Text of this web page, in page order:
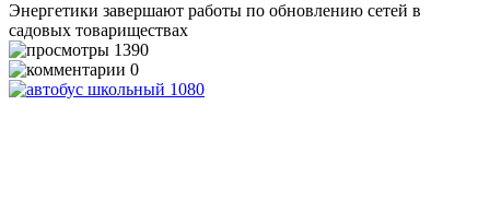
Энергетики завершают работы по обновлению сетей в
садовых товариществах
1390
0